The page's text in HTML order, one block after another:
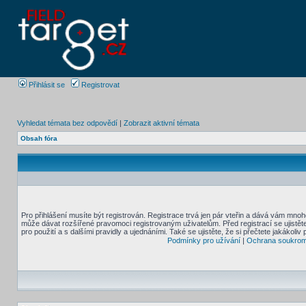
Přihlásit se Registrovat
Vyhledat témata bez odpovědí | Zobrazit aktivní témata
Obsah fóra
Pro přihlášení musíte být registrován. Registrace trvá jen pár vteřin a dává vám
může dávat rozšířené pravomoci registrovaným uživatelům. Před registrací se
pro použití a s dalšími pravidly a ujednáními. Také se ujistěte, že si přečtete jakákoliv
Podmínky pro užívání| Ochrana